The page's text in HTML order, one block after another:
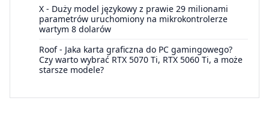
X - Duży model językowy z prawie 29 milionami
parametrów uruchomiony na mikrokontrolerze
wartym 8 dolarów
Roof- Jaka karta graficzna do PC gamingowego?
Czy warto wybrać RTX 5070 Ti, RTX 5060 Ti, a może
starsze modele?